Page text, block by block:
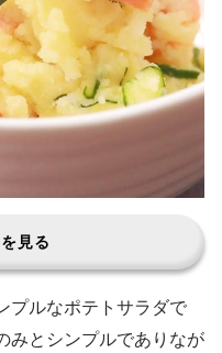
見る
プルなポテトサラダで
みとシンプルでありなが